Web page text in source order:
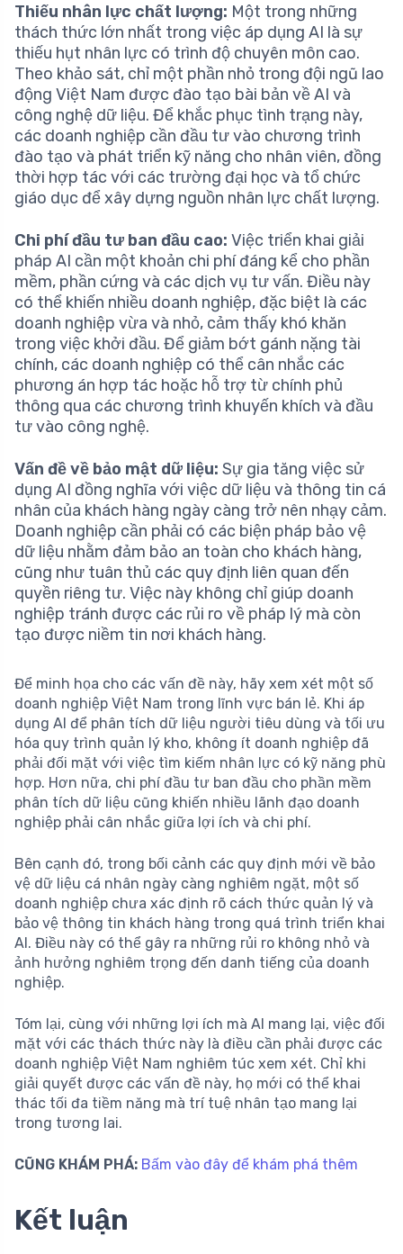
Thiếu nhân lực chất lượng: Một trong những
thách thức lớn nhất trong việc áp dụng AI là sự
thiếu hụt nhân lực có trình độ chuyên môn cao.
Theo khảo sát, chỉ một phần nhỏ trong đội ngũ lao
động Việt Nam được đào tạo bài bản về AI và
công nghệ dữ liệu. Để khắc phục tình trạng này,
các doanh nghiệp cần đầu tư vào chương trình
đào tạo và phát triển kỹ năng cho nhân viên, đồng
thời hợp tác với các trường đại học và tổ chức
giáo dục để xây dựng nguồn nhân lực chất lượng.
Chi phí đầu tư ban đầu cao: Việc triển khai giải
pháp AI cần một khoản chi phí đáng kể cho phần
mềm, phần cứng và các dịch vụ tư vấn. Điều này
có thể khiến nhiều doanh nghiệp, đặc biệt là các
doanh nghiệp vừa và nhỏ, cảm thấy khó khăn
trong việc khởi đầu. Để giảm bớt gánh nặng tài
chính, các doanh nghiệp có thể cân nhắc các
phương án hợp tác hoặc hỗ trợ từ chính phủ
thông qua các chương trình khuyến khích và đầu
tư vào công nghệ.
Vấn đề về bảo mật dữ liệu: Sự gia tăng việc sử
dụng AI đồng nghĩa với việc dữ liệu và thông tin cá
nhân của khách hàng ngày càng trở nên nhạy cảm.
Doanh nghiệp cần phải có các biện pháp bảo vệ
dữ liệu nhằm đảm bảo an toàn cho khách hàng,
cũng như tuân thủ các quy định liên quan đến
quyền riêng tư. Việc này không chỉ giúp doanh
nghiệp tránh được các rủi ro về pháp lý mà còn
tạo được niềm tin nơi khách hàng.
Để minh họa cho các vấn đề này, hãy xem xét một số
doanh nghiệp Việt Nam trong lĩnh vực bán lẻ. Khi áp
dụng AI để phân tích dữ liệu người tiêu dùng và tối ưu
hóa quy trình quản lý kho, không ít doanh nghiệp đã
phải đối mặt với việc tìm kiếm nhân lực có kỹ năng phù
hợp. Hơn nữa, chi phí đầu tư ban đầu cho phần mềm
phân tích dữ liệu cũng khiến nhiều lãnh đạo doanh
nghiệp phải cân nhắc giữa lợi ích và chi phí.
Bên cạnh đó, trong bối cảnh các quy định mới về bảo
vệ dữ liệu cá nhân ngày càng nghiêm ngặt, một số
doanh nghiệp chưa xác định rõ cách thức quản lý và
bảo vệ thông tin khách hàng trong quá trình triển khai
AI. Điều này có thể gây ra những rủi ro không nhỏ và
ảnh hưởng nghiêm trọng đến danh tiếng của doanh
nghiệp.
Tóm lại, cùng với những lợi ích mà AI mang lại, việc đối
mặt với các thách thức này là điều cần phải được các
doanh nghiệp Việt Nam nghiêm túc xem xét. Chỉ khi
giải quyết được các vấn đề này, họ mới có thể khai
thác tối đa tiềm năng mà trí tuệ nhân tạo mang lại
trong tương lai.
CŨNG KHÁM PHÁ: Bấm vào đây để khám phá thêm
Kết luận